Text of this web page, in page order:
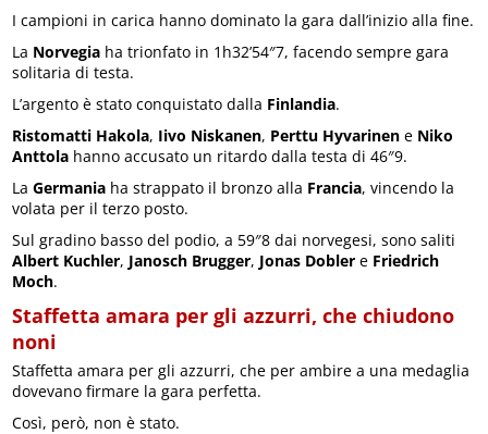
I campioni in carica hanno dominato la gara dall’inizio alla fine.
La Norvegia ha trionfato in 1h32’54″7, facendo sempre gara
solitaria di testa.
L’argento è stato conquistato dalla Finlandia.
Ristomatti Hakola, Iivo Niskanen, Perttu Hyvarinen e Niko
Anttola hanno accusato un ritardo dalla testa di 46″9.
LaGermania ha strappato il bronzo alla Francia, vincendo la
volata per il terzo posto.
Sul gradino basso del podio, a 59″8 dai norvegesi, sono saliti
Albert Kuchler, Janosch Brugger, Jonas Dobler e Friedrich
Moch.
Staffetta amara per gli azzurri, che chiudono
noni
Staffetta amara per gli azzurri, che per ambire a una medaglia
dovevano firmare la gara perfetta.
Così, però, non è stato.